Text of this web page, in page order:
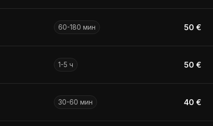
60-180 мин 50 €
1-5 ч 50 €
30-60 мин 40 €